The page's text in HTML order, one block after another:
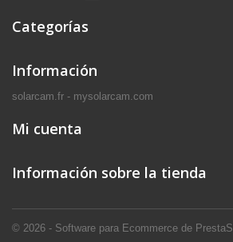
Categorías
Información
solarcam.fr - mysolarcam.com
© 2026 - Software para Ecommerce de
Mi cuenta
Información sobre la tienda